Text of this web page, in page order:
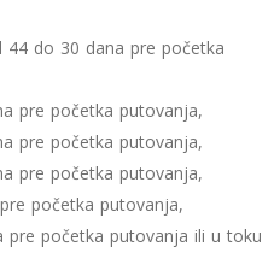
do 30 dana pre početka
pre početka putovanja,
pre početka putovanja,
pre početka putovanja,
početka putovanja,
pre početka putovanja ili u toku